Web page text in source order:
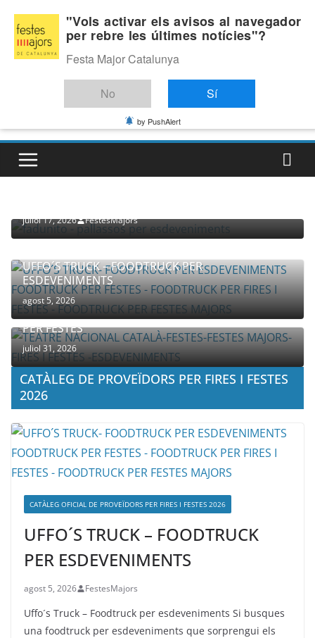
content
Divendres, agost 7, 2026
Última:
juliol 17, 2026 FestesMajors
UFFO´S TRUCK – FOODTRUCK PER
ESDEVENIMENTS
agost 5, 2026
COMPANYIA TENAC – TEATRE NACIONAL CATALÀ
PER FESTES
juliol 31, 2026
CATÀLEG DE PROVEÏDORS PER FIRES I FESTES
2026
CATÀLEG OFICIAL DE PROVEÏDORS PER FIRES I FESTES 2026
UFFO´S TRUCK – FOODTRUCK
PER ESDEVENIMENTS
agost 5, 2026 FestesMajors
Uffo´s Truck – Foodtruck per esdeveniments Si busques
una foodtruck per esdeveniments que sorprengui els
"Vols activar els avisos al navegador
per rebre les últimes notícies"?
Festa Major Catalunya
No Sí
by PushAlert